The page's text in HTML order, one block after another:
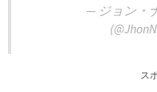
— ジョン・
ス